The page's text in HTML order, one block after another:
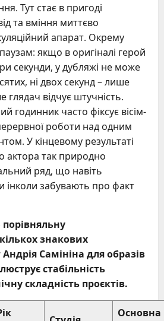
Тут стає в пригоді
та вміння миттєво
апарат. Окрему
якщо в оригіналі герой
секунди, у дубляжі не може
ні двох секунд – лише
глядач відчує штучність.
годинник часто фіксує вісім-
роботи над одним
У кінцевому результаті
актора так природно
ряд, що навіть
інколи забувають про факт
знакових
Самініна для образів
стабільність
складність проєктів.
Основна